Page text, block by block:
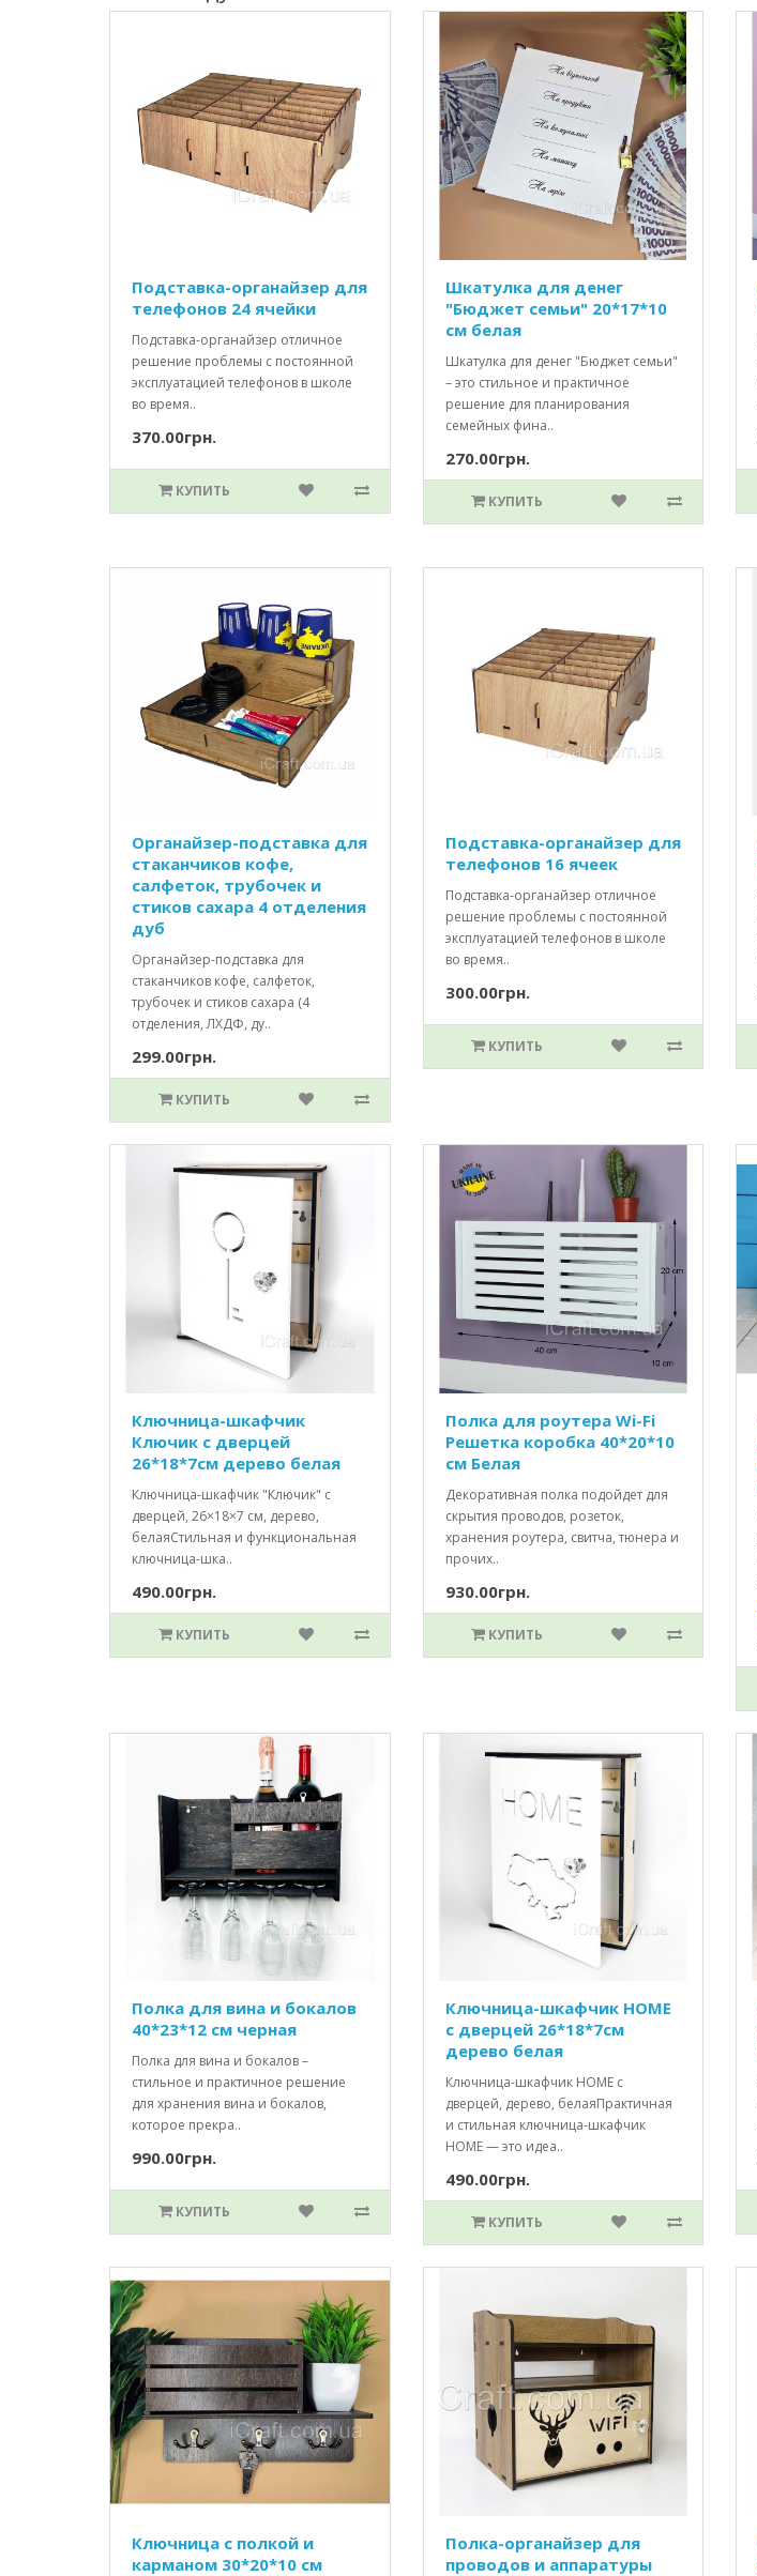
Подставка-органайзер для
телефонов 24 ячейки
Подставка-органайзер отличное
решение проблемы с постоянной
эксплуатацией телефонов в школе
во время..
370.00грн.
КУПИТЬ
Шкатулка для денег
"Бюджет семьи" 20*17*10
см белая
Шкатулка для денег "Бюджет семьи"
– это стильное и практичное
решение для планирования
семейных фина..
270.00грн.
КУПИТЬ
Органайзер-подставка для
стаканчиков кофе,
салфеток, трубочек и
стиков сахара 4 отделения
дуб
Органайзер-подставка для
стаканчиков кофе, салфеток,
трубочек и стиков сахара (4
отделения, ЛХДФ, ду..
299.00грн.
КУПИТЬ
Подставка-органайзер для
телефонов 16 ячеек
Подставка-органайзер отличное
решение проблемы с постоянной
эксплуатацией телефонов в школе
во время..
300.00грн.
КУПИТЬ
Ключница-шкафчик
Ключик c дверцей
26*18*7см дерево белая
Ключница-шкафчик "Ключик" с
дверцей, 26×18×7 см, дерево,
белаяСтильная и функциональная
ключница-шка..
490.00грн.
КУПИТЬ
Полка для роутера Wi-Fi
Решетка коробка 40*20*10
см Белая
Декоративная полка подойдет для
скрытия проводов, розеток,
хранения роутера, свитча, тюнера и
прочих..
930.00грн.
КУПИТЬ
Полка для вина и бокалов
40*23*12 см черная
Полка для вина и бокалов –
стильное и практичное решение
для хранения вина и бокалов,
которое прекра..
990.00грн.
КУПИТЬ
Ключница-шкафчик HOME
c дверцей 26*18*7см
дерево белая
Ключница-шкафчик HOME с
дверцей, дерево, белаяПрактичная
и стильная ключница-шкафчик
HOME — это идеа..
490.00грн.
КУПИТЬ
Ключница с полкой и
карманом 30*20*10 см
Полка-органайзер для
проводов и аппаратуры